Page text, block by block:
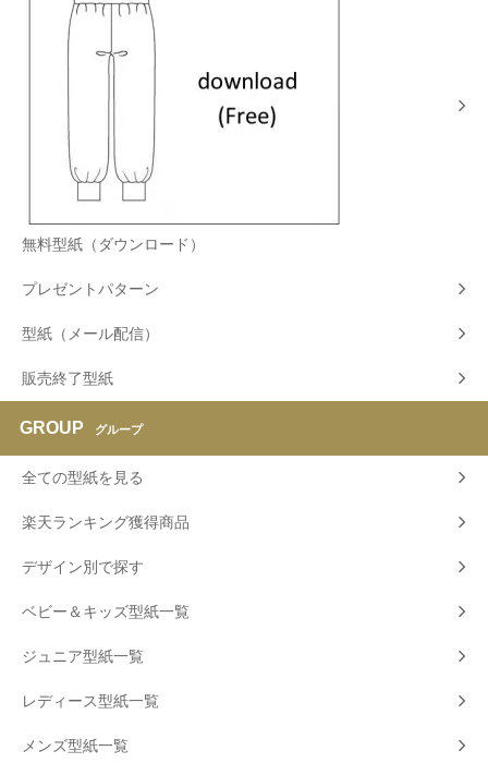
無料型紙（ダウンロード）
プレゼントパターン
型紙（メール配信）
販売終了型紙
GROUP グループ
全ての型紙を見る
楽天ランキング獲得商品
デザイン別で探す
ベビー＆キッズ型紙一覧
ジュニア型紙一覧
レディース型紙一覧
メンズ型紙一覧